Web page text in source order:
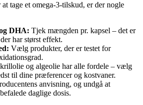
tage et omega-3-tilskud, er der nogle
DHA: Tjek mængden pr. kapsel – det er
har størst effekt.
Vælg produkter, der er testet for
og algeolie har alle fordele – vælg
til dine præferencer og kostvaner.
anvisning, og undgå at
daglige dosis.